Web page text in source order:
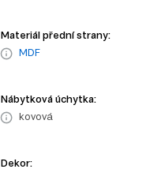
Materiál přední strany:
MDF
Nábytková úchytka:
kovová
Dekor: